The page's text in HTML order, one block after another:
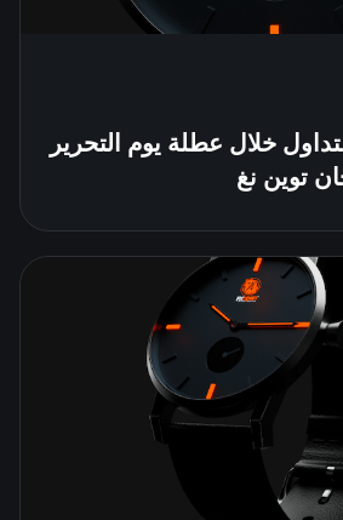
خلال عطلة يوم التحرير
توين نغ